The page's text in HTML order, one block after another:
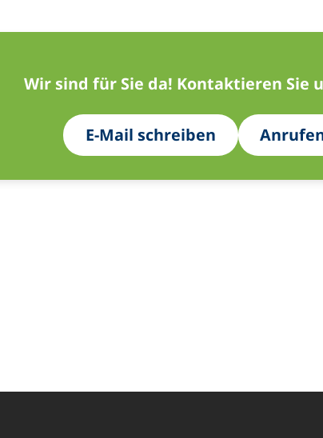
Wir sind für Sie da! Kontaktieren Sie
E-Mail schreiben